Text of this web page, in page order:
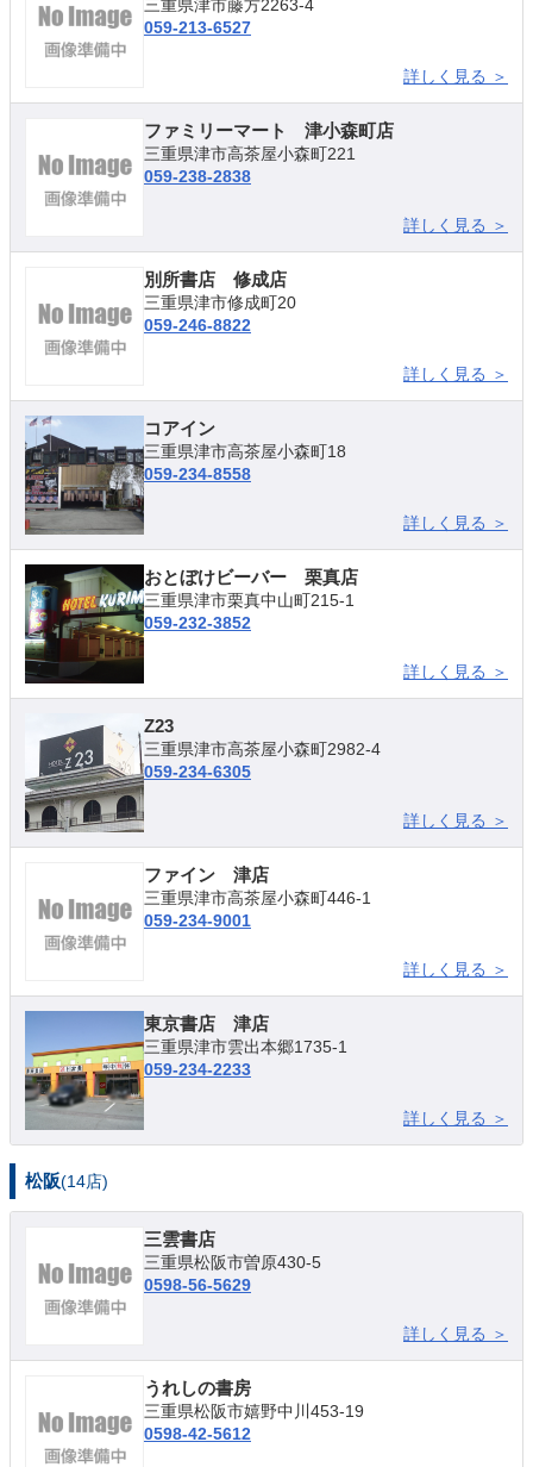
三重県津市藤方2263-4
059-213-6527
詳しく見る ＞
ファミリーマート 津小森町店
三重県津市高茶屋小森町221
059-238-2838
詳しく見る ＞
別所書店 修成店
三重県津市修成町20
059-246-8822
詳しく見る ＞
コアイン
三重県津市高茶屋小森町18
059-234-8558
詳しく見る ＞
おとぼけビーバー 栗真店
三重県津市栗真中山町215-1
059-232-3852
詳しく見る ＞
Z23
三重県津市高茶屋小森町2982-4
059-234-6305
詳しく見る ＞
ファイン 津店
三重県津市高茶屋小森町446-1
059-234-9001
詳しく見る ＞
東京書店 津店
三重県津市雲出本郷1735-1
059-234-2233
詳しく見る ＞
松阪(14店)
三雲書店
三重県松阪市曽原430-5
0598-56-5629
詳しく見る ＞
うれしの書房
三重県松阪市嬉野中川453-19
0598-42-5612